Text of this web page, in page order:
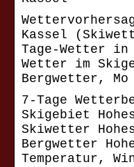
Kassel
Tage-Wetter
Wetter im
Bergwetter, Mo
7-Tage
Skigebiet
Skiwetter
Bergwetter
Temperatur,